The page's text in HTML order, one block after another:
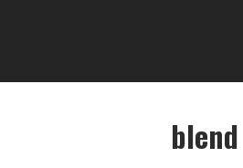
blend